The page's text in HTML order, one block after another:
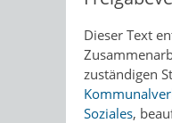
Dieser Text
zuständigen
Soziales,